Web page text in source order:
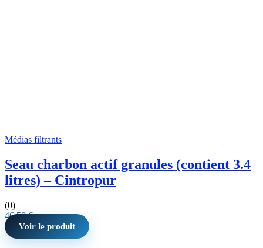
Médias filtrants
Seau charbon actif granules (contient 3.4
litres) – Cintropur
(0)
46,50€
Voir le produit